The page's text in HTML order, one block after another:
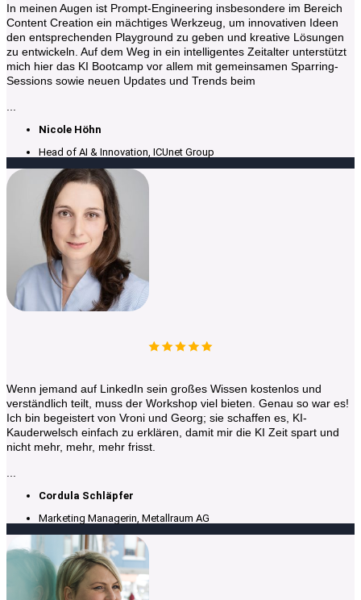
In meinen Augen ist Prompt-Engineering insbesondere im Bereich
Content Creation ein mächtiges Werkzeug, um innovativen Ideen
den entsprechenden Playground zu geben und kreative Lösungen
zu entwickeln. Auf dem Weg in ein intelligentes Zeitalter unterstützt
mich hier das KI Bootcamp vor allem mit gemeinsamen Sparring-
Sessions sowie neuen Updates und Trends beim
Nicole Höhn
Head of AI & Innovation, ICUnet Group
Wenn jemand auf LinkedIn sein großes Wissen kostenlos und
verständlich teilt, muss der Workshop viel bieten. Genau so war es!
Ich bin begeistert von Vroni und Georg; sie schaffen es, KI-
Kauderwelsch einfach zu erklären, damit mir die KI Zeit spart und
nicht mehr, mehr, mehr frisst.
Cordula Schläpfer
Marketing Managerin, Metallraum AG